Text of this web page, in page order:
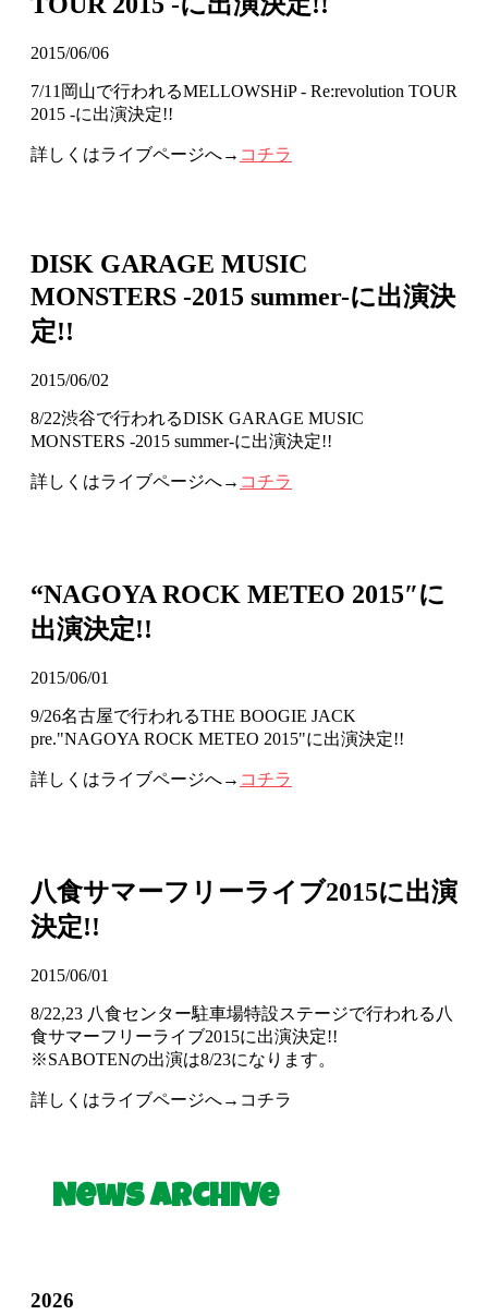
2015/06/06
7/11岡山で行われるMELLOWSHiP - Re:revolution TOUR
2015 -に出演決定!!
詳しくはライブページへ→ コチラ
DISK GARAGE MUSIC
MONSTERS -2015 summer-に出演決
定!!
2015/06/02
8/22渋谷で行われるDISK GARAGE MUSIC
MONSTERS -2015 summer-に出演決定!!
詳しくはライブページへ→ コチラ
“NAGOYA ROCK METEO 2015″に
出演決定!!
2015/06/01
9/26名古屋で行われるTHE BOOGIE JACK
pre."NAGOYA ROCK METEO 2015"に出演決定!!
詳しくはライブページへ→ コチラ
八食サマーフリーライブ2015に出演
決定!!
2015/06/01
8/22,23 八食センター駐車場特設ステージで行われる八
食サマーフリーライブ2015に出演決定!!
※SABOTENの出演は8/23になります。
詳しくはライブページへ→コチラ
News Archive
2026